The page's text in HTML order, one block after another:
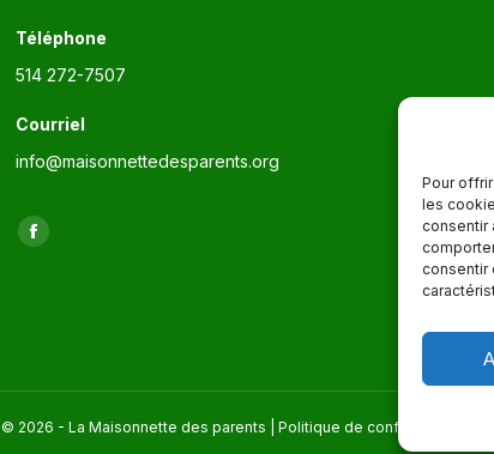
Pour
les
consentir
consentir
Téléphone
514 272-7507
Courriel
info@maisonnettedesparents.org
Trouvez nous sur :
La
nouvelle
© 2026 - La Maisonnette des parents | Politique de confidentialité